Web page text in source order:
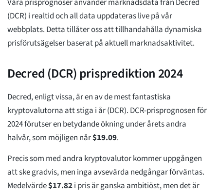
Våra prisprognoser använder marknadsdata från Decred
(DCR) i realtid och all data uppdateras live på vår
webbplats. Detta tillåter oss att tillhandahålla dynamiska
prisförutsägelser baserat på aktuell marknadsaktivitet.
Decred (DCR) prisprediktion 2024
Decred, enligt vissa, är en av de mest fantastiska
kryptovalutorna att stiga i år (DCR). DCR-prisprognosen för
2024 förutser en betydande ökning under årets andra
halvår, som möjligen når$19.09.
Precis som med andra kryptovalutor kommer uppgången
att ske gradvis, men inga avsevärda nedgångar förväntas.
Medelvärde$17.82i pris är ganska ambitiöst, men det är